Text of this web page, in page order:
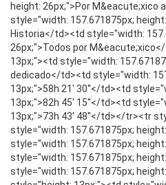
height: 26px;">Por M&eacute;xico
style="width: 157.671875px;
Historia</td><td style="width:
26px;">Todos por
13px;"><td style="width:
dedicado</td><td style="width:
13px;">58h 21' 30''</td><td
13px;">82h 45' 15''</td><td
13px;">73h 43' 48''</td></tr><tr
style="width: 157.671875px;
style="width: 157.671875px;
style="width: 157.671875px;
style="width: 157.671875px;